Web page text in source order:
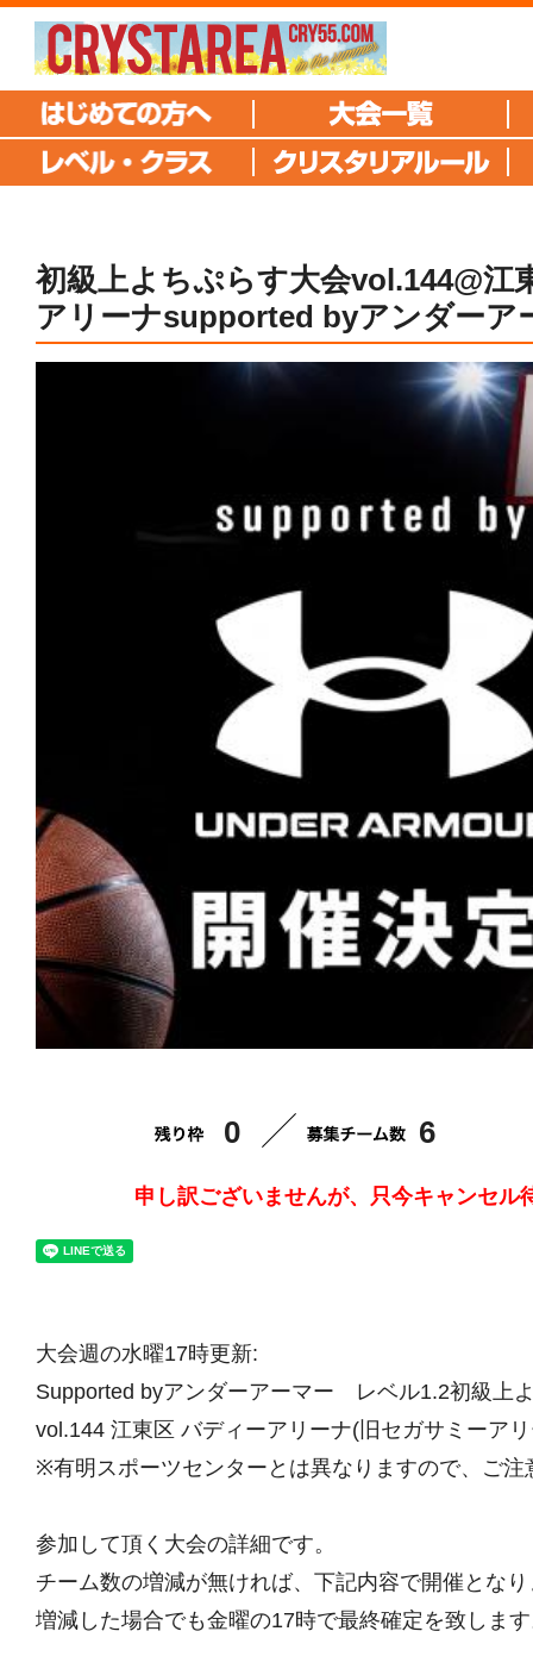
初級上よちぷらす大会vol.144@江
アリーナsupported byアンダーア
0 6
申し訳ございませんが、只今キャンセル
大会週の水曜17時更新:
Supported byアンダーアーマー レベル1.2初級上
vol.144 江東区 バディーアリーナ(旧セガサミーア
※有明スポーツセンターとは異なりますので、ご注
参加して頂く大会の詳細です。
チーム数の増減が無ければ、下記内容で開催とな
増減した場合でも金曜の17時で最終確定を致しま